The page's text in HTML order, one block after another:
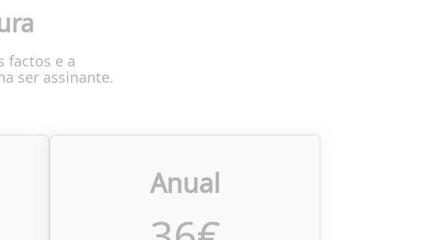
factos e a
ser assinante.
Anual